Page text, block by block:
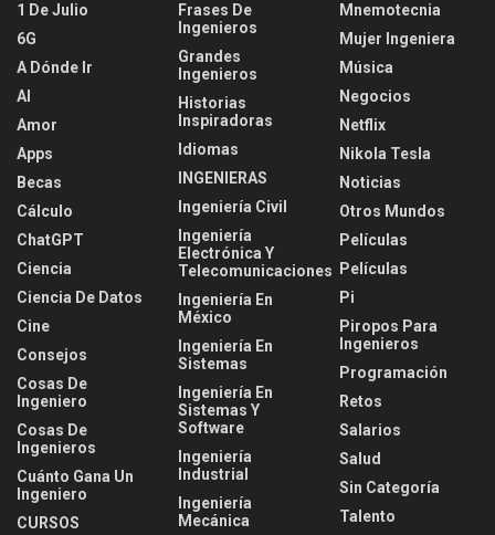
1 De Julio
6G
A Dónde Ir
AI
Amor
Apps
Becas
Cálculo
ChatGPT
Ciencia
Ciencia De Datos
Cine
Consejos
Cosas De
Ingeniero
Cosas De
Ingenieros
Cuánto Gana Un
Ingeniero
CURSOS
Frases De
Ingenieros
Grandes
Ingenieros
Historias
Inspiradoras
Idiomas
INGENIERAS
Ingeniería Civil
Ingeniería
Electrónica Y
Telecomunicaciones
Ingeniería En
México
Ingeniería En
Sistemas
Ingeniería En
Sistemas Y
Software
Ingeniería
Industrial
Ingeniería
Mecánica
Mnemotecnia
Mujer Ingeniera
Música
Negocios
Netflix
Nikola Tesla
Noticias
Otros Mundos
Películas
Películas
Pi
Piropos Para
Ingenieros
Programación
Retos
Salarios
Salud
Sin Categoría
Talento